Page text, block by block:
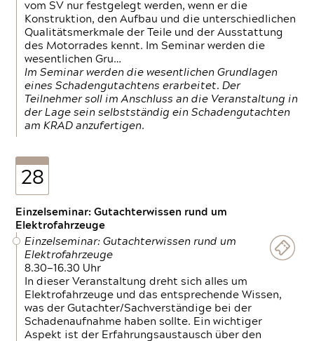
vom SV nur festgelegt werden, wenn er die
Konstruktion, den Aufbau und die unterschiedlichen
Qualitätsmerkmale der Teile und der Ausstattung
des Motorrades kennt. Im Seminar werden die
wesentlichen Gru…
Im Seminar werden die wesentlichen Grundlagen
eines Schadengutachtens erarbeitet. Der
Teilnehmer soll im Anschluss an die Veranstaltung in
der Lage sein selbstständig ein Schadengutachten
am KRAD anzufertigen.
28
Einzelseminar: Gutachterwissen rund um
Elektrofahrzeuge
Einzelseminar: Gutachterwissen rund um
Elektrofahrzeuge
8.30—16.30 Uhr
In dieser Veranstaltung dreht sich alles um
Elektrofahrzeuge und das entsprechende Wissen,
was der Gutachter/Sachverständige bei der
Schadenaufnahme haben sollte. Ein wichtiger
Aspekt ist der Erfahrungsaustausch über den